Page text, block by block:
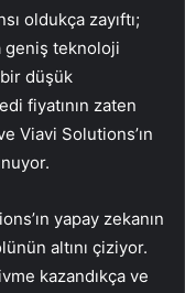
oldukça zayıftı;
geniş teknoloji
bir düşük
fiyatının zaten
Viavi Solutions’ın
yapay zekanın
altını çiziyor.
kazandıkça ve